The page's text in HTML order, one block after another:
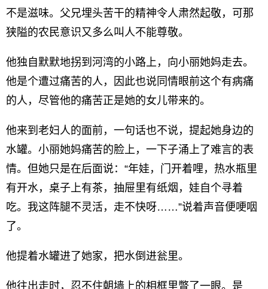
不是滋味。父兄埋头苦干的精神令人肃然起敬，可那
狭隘的农民意识又多么叫人不能尊敬。
他独自默默地拐到河湾的小路上，向小丽她妈走去。
他是个遭过痛苦的人，因此也说同情眼前这个有病痛
的人，尽管他的痛苦正是她的女儿带来的。
他来到老妇人的面前，一句话也不说，提起她身边的
水罐。小丽她妈痛苦的脸上，一下子涌上了难言的表
情。但她只是在后面说：“年娃，门开着哩，热水瓶里
有开水，桌子上有茶，抽屉里有纸烟，娃自个寻着
吃。我这阵腿不灵活，走不快呀……”说着声音便哽咽
了。
他提着水罐进了她家，把水倒进瓮里。
他往出走时，忍不住朝墙上的相框里瞥了一眼。是